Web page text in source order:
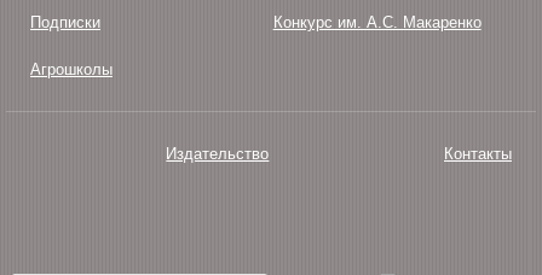
Подписки Конкурс им. А.С. Макаренко
Агрошколы
Издательство Контакты